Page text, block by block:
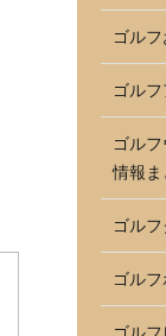
ゴル
ゴル
ゴル
情報ま
ゴル
ゴル
ゴル